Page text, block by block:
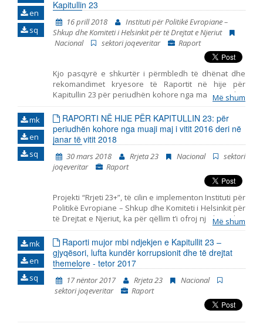
en
sq
Kapitullin 23
16 prill 2018
Instituti për Politikë Evropiane –
Shkup dhe Komiteti i Helsinkit për të Drejtat e Njeriut
Nacional
sektori joqeveritar Raport
Kjo pasqyrë e shkurtër i përmbledh të dhënat dhe
rekomandimet kryesore të Raportit në hije për
Kapitullin 23 për periudhën kohore nga maji 2016 deri
në janar të vitit 2018. I hartuar nga Instituti për Politikë
Evropiane – Shkup dhe Komiteti i Helsinkit për të
Drejtat e Njeriut. Pasqyra përfshin tri periudha të
ndryshme: - periudha para zgjedhjeve të
parakohshme parlamentare më 11 dhjetor të vitit
2016, - periudha e tranzicionit pas zgjedhjeve dhe
para formimit të Qeverisë së re më datë 31 maj të vitit
2017, dhe - periudha nga zgjedhja e Qeverisë së re
deri në fund të muajit janar të vitit 2018. Raporti i
prezanton ngjarjet kryesore në periudhën e
analizuar dhe jep rekomandime për politikat në
secilën fushën të Kapitullit 23. Për analizë të detajuar
Shadow Report.
Më shum
mk
en
sq
RAPORTI NË HIJE PËR KAPITULLIN 23: për
periudhën kohore nga muaji maj i vitit 2016 deri në
janar të vitit 2018
30 mars 2018 Rrjeta 23 Nacional
sektori
joqeveritar
Raport
Projekti “Rrjeti 23+”, të cilin e implementon Instituti për
Politikë Evropiane – Shkup dhe Komiteti i Helsinkit për
të Drejtat e Njeriut, ka për qëllim t’i ofroj një kontribut
të strukturuar shoqërisë civile në monitorimin dhe
vlerësimin e politikave të përfshira me Kapitullin 23
nga aderimi në BE – Jurisprudenca dhe të drejtat
themelore. Ky raport i bashkon në një tërësi të vetme
koherente të gjitha konstatimet, konkluzionet dhe
rekomandimet, të cilat rezultuan nga monitorimi i
fushave të strukturuara në Kapitullin 23 –
Jurisprudenca dhe të drejtat themelore. Në të vërtetë,
ky është Raporti i tretë në hije të cilin e publikon “Rrjeti
Më shum
mk
en
sq
Raporti mujor mbi ndjekjen e Kapitullit 23 –
gjyqësori, lufta kundër korrupsionit dhe të drejtat
themelore - tetor 2017
17 nëntor 2017 Rrjeta 23
Nacional
sektori joqeveritar
Raport